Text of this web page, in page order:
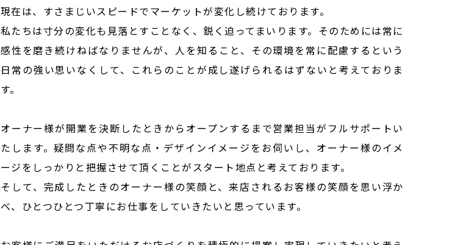
現在は、すさまじいスピードでマーケットが変化し続けております。
私たちは寸分の変化も見落とすことなく、鋭く迫ってまいります。そのためには常に
感性を磨き続けねばなりませんが、人を知ること、その環境を常に配慮するという
日常の強い思いなくして、これらのことが成し遂げられるはずないと考えておりま
す。
オーナー様が開業を決断したときからオープンするまで営業担当がフルサポートい
たします。疑問な点や不明な点・デザインイメージをお伺いし、オーナー様のイメ
ージをしっかりと把握させて頂くことがスタート地点と考えております。
そして、完成したときのオーナー様の笑顔と、来店されるお客様の笑顔を思い浮か
べ、ひとつひとつ丁寧にお仕事をしていきたいと思っています。